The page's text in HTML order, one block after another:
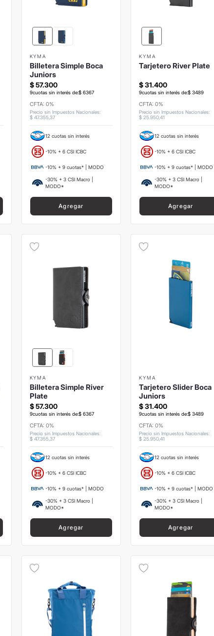
KYMA
Billetera Simple Boca
Juniors
$57.300
9cuotas sin interés de:$ 6367
CFTA: 0%
Precio sin Impuestos Nacionales:
$ 47.355,37
12 cuotas sin interés
-10% + 6 CSI ICBC
-10% + 9 cuotas* | MODO
-30% + 3 CSI Macro |
MODO*
Agregar
KYMA
Tarjetero River Plate
$ 31.400
9cuotas sin interés de:$ 3489
CFTA: 0%
Precio sin Impuestos Nacionales:
$ 25.950,41
12 cuotas sin interés
-10% + 6 CSI ICBC
-10% + 9 cuotas* | MODO
-30% + 3 CSI Macro |
MODO*
Agregar
KYMA
Billetera Simple River
Plate
$57.300
9cuotas sin interés de:$ 6367
CFTA: 0%
Precio sin Impuestos Nacionales:
$ 47.355,37
12 cuotas sin interés
-10% + 6 CSI ICBC
-10% + 9 cuotas* | MODO
-30% + 3 CSI Macro |
MODO*
Agregar
KYMA
Tarjetero Slider Boca
Juniors
$ 31.400
9cuotas sin interés de:$ 3489
CFTA: 0%
Precio sin Impuestos Nacionales:
$ 25.950,41
12 cuotas sin interés
-10% + 6 CSI ICBC
-10% + 9 cuotas* | MODO
-30% + 3 CSI Macro |
MODO*
Agregar